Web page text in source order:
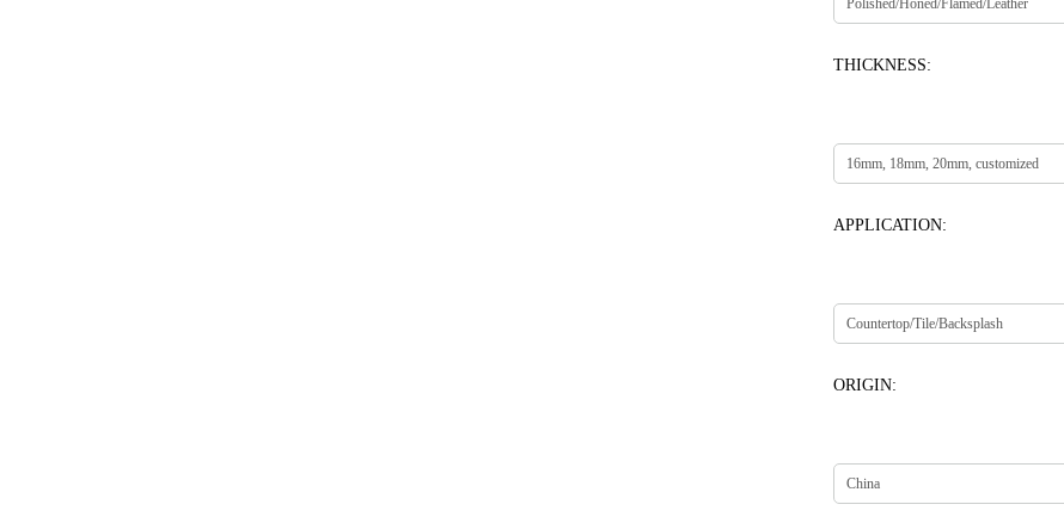
THICKNESS:
APPLICATION:
ORIGIN: